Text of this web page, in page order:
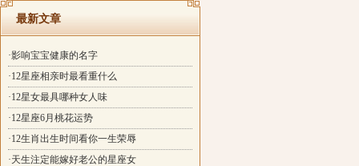
最新文章
·影响宝宝健康的名字
·12星座相亲时最看重什么
·12星女最具哪种女人味
·12星座6月桃花运势
·12生肖出生时间看你一生荣辱
·天生注定能嫁好老公的星座女